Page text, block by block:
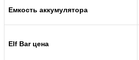
Емкость аккумулятора
Elf Bar цена